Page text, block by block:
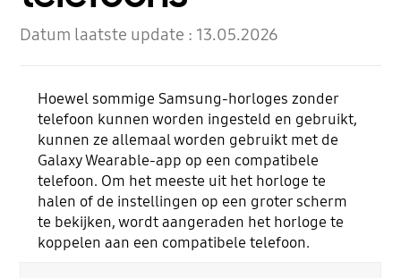
Datum laatste update : 13.05.2026
Hoewel sommige Samsung-horloges zonder
telefoon kunnen worden ingesteld en gebruikt,
kunnen ze allemaal worden gebruikt met de
Galaxy Wearable-app op een compatibele
telefoon. Om het meeste uit het horloge te
halen of de instellingen op een groter scherm
te bekijken, wordt aangeraden het horloge te
koppelen aan een compatibele telefoon.